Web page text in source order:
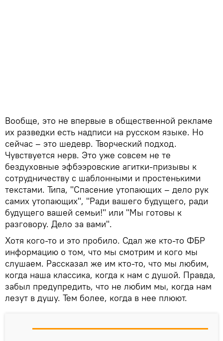
Вообще, это не впервые в общественной рекламе
их разведки есть надписи на русском языке. Но
сейчас – это шедевр. Творческий подход.
Чувствуется нерв. Это уже совсем не те
бездуховные эфбээровские агитки-призывы к
сотрудничеству с шаблонными и простенькими
текстами. Типа, "Спасение утопающих – дело рук
самих утопающих", "Ради вашего будущего, ради
будущего вашей семьи!" или "Мы готовы к
разговору. Дело за вами".
Хотя кого-то и это пробило. Сдал же кто-то ФБР
информацию о том, что мы смотрим и кого мы
слушаем. Рассказал же им кто-то, что мы любим,
когда наша классика, когда к нам с душой. Правда,
забыл предупредить, что не любим мы, когда нам
лезут в душу. Тем более, когда в нее плюют.